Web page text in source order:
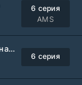
6 серия
AMS
Подразделение специального назначения (2026)
6 серия